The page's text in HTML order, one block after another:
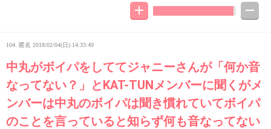
104. 匿名 2018/02/04(日) 14:33:49
中丸がボイパをしててジャニーさんが「何か音
なってない？」とKAT-TUNメンバーに聞くがメ
ンバーは中丸のボイパは聞き慣れていてボイパ
のことを言っていると知らず何も音なってない